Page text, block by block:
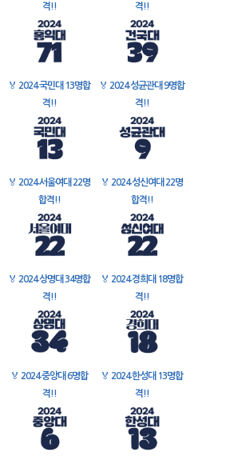
격!!
격!!
🏅 2024 국민대 13명합
격!!
🏅 2024 성균관대 9명합
격!!
🏅 2024 서울여대 22명
합격!!
🏅 2024 성신여대 22명
합격!!
🏅 2024 상명대 34명합
격!!
🏅 2024 경희대 18명합
격!!
🏅 2024 중앙대 6명합
격!!
🏅 2024 한성대 13명합
격!!